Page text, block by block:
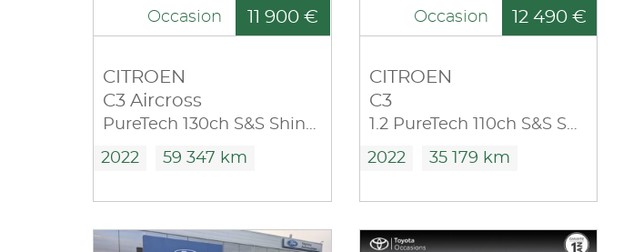
Occasion 11 900 €
CITROEN
C3 Aircross
PureTech 130ch S&S Shine EAT6
2022 59 347 km
Occasion 12 490 €
CITROEN
C3
1.2 PureTech 110ch S&S Shine EAT6
2022 35 179 km